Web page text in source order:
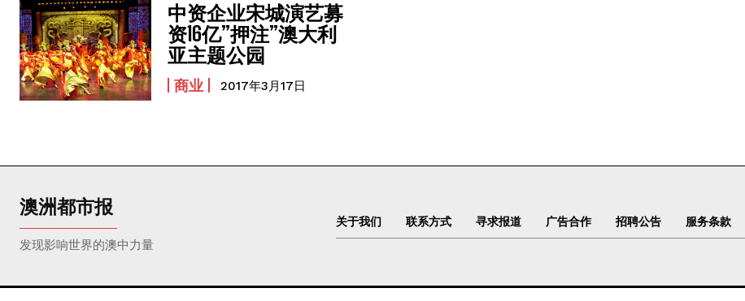
中资企业宋城演艺募
资16亿”押注”澳大利
亚主题公园
商业 2017年3月17日
澳洲都市报
发现影响世界的澳中力量
关于我们 联系方式 寻求报道 广告合作 招聘公告 服务条款